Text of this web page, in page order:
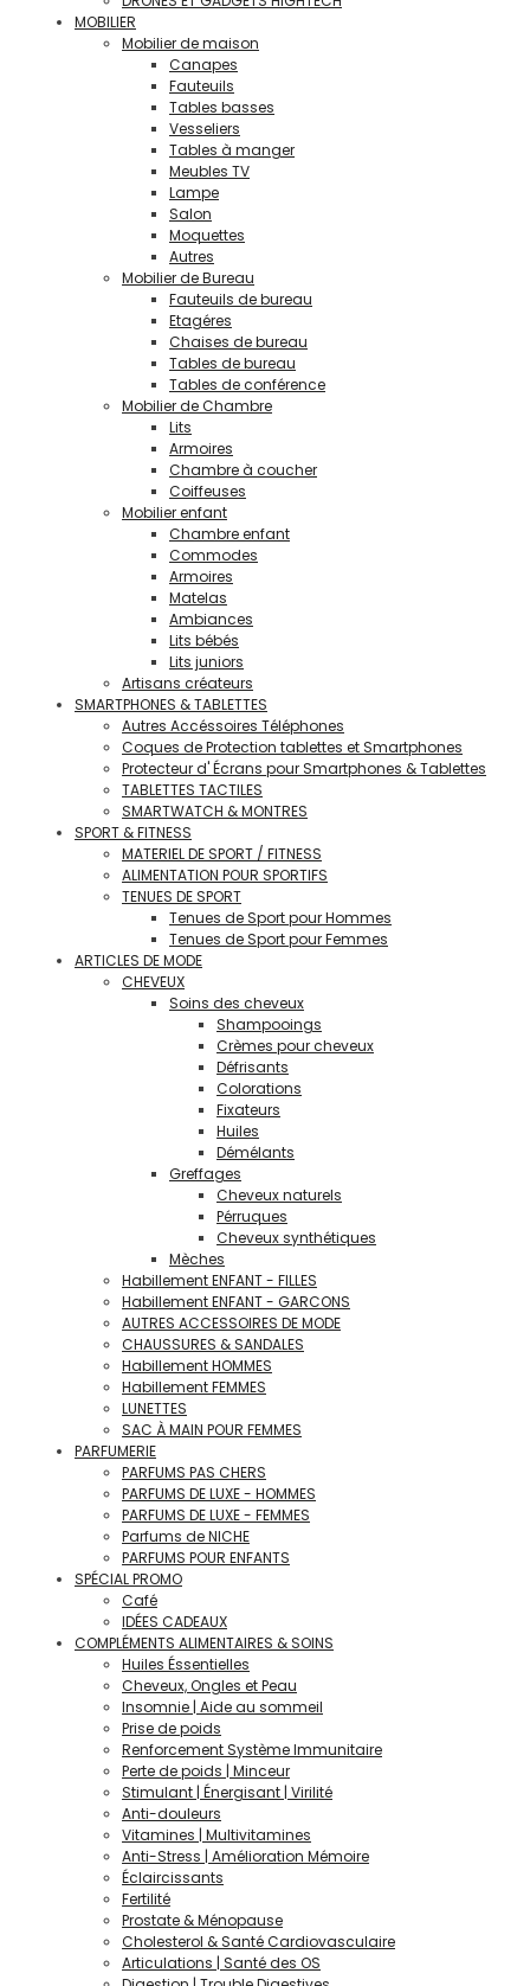
MOBILIER
Mobilier de maison
Canapes
Fauteuils
Tables basses
Vesseliers
Tables à manger
Meubles TV
Lampe
Salon
Moquettes
Autres
Mobilier de Bureau
Fauteuils de bureau
Etagéres
Chaises de bureau
Tables de bureau
Tables de conférence
Mobilier de Chambre
Lits
Armoires
Chambre à coucher
Coiffeuses
Mobilier enfant
Chambre enfant
Commodes
Armoires
Matelas
Ambiances
Lits bébés
Lits juniors
Artisans créateurs
SMARTPHONES & TABLETTES
Autres Accéssoires Téléphones
Coques de Protection tablettes et Smartphones
Protecteur d' Écrans pour Smartphones & Tablettes
TABLETTES TACTILES
SMARTWATCH & MONTRES
SPORT & FITNESS
MATERIEL DE SPORT / FITNESS
ALIMENTATION POUR SPORTIFS
TENUES DE SPORT
Tenues de Sport pour Hommes
Tenues de Sport pour Femmes
ARTICLES DE MODE
CHEVEUX
Soins des cheveux
Shampooings
Crèmes pour cheveux
Défrisants
Colorations
Fixateurs
Huiles
Démélants
Greffages
Cheveux naturels
Pérruques
Cheveux synthétiques
Mèches
Habillement ENFANT - FILLES
Habillement ENFANT - GARCONS
AUTRES ACCESSOIRES DE MODE
CHAUSSURES & SANDALES
Habillement HOMMES
Habillement FEMMES
LUNETTES
SAC À MAIN POUR FEMMES
PARFUMERIE
PARFUMS PAS CHERS
PARFUMS DE LUXE - HOMMES
PARFUMS DE LUXE - FEMMES
Parfums de NICHE
PARFUMS POUR ENFANTS
SPÉCIAL PROMO
Café
IDÉES CADEAUX
COMPLÉMENTS ALIMENTAIRES & SOINS
Huiles Éssentielles
Cheveux, Ongles et Peau
Insomnie | Aide au sommeil
Prise de poids
Renforcement Système Immunitaire
Perte de poids | Minceur
Stimulant | Énergisant | Virilité
Anti-douleurs
Vitamines | Multivitamines
Anti-Stress | Amélioration Mémoire
Éclaircissants
Fertilité
Prostate & Ménopause
Cholesterol & Santé Cardiovasculaire
Articulations | Santé des OS